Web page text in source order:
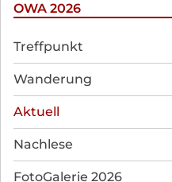
OWA 2026
Navigation
Treffpunkt
Wanderung
Aktuell
Nachlese
FotoGalerie 2026